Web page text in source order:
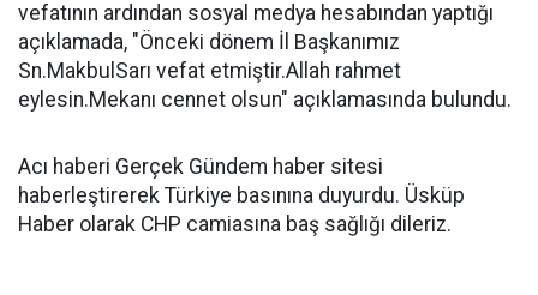
vefatının ardından sosyal medya hesabından yaptığı
açıklamada, "Önceki dönem İl Başkanımız
Sn.MakbulSarı vefat etmiştir.Allah rahmet
eylesin.Mekanı cennet olsun" açıklamasında bulundu.
Acı haberi Gerçek Gündem haber sitesi
haberleştirerek Türkiye basınına duyurdu. Üsküp
Haber olarak CHP camiasına baş sağlığı dileriz.